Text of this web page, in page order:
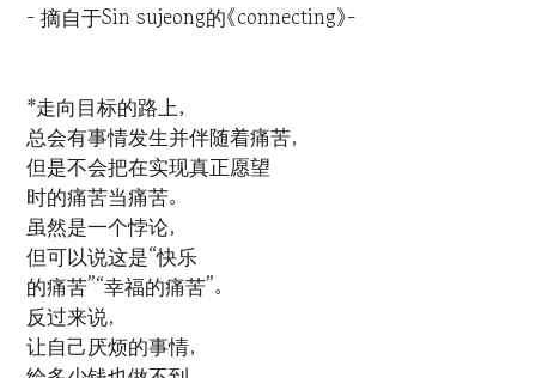
- 摘自于Sin sujeong的《connecting》-
*走向目标的路上，
总会有事情发生并伴随着痛苦，
但是不会把在实现真正愿望
时的痛苦当痛苦。
虽然是一个悖论，
但可以说这是“快乐
的痛苦”“幸福的痛苦”。
反过来说，
让自己厌烦的事情，